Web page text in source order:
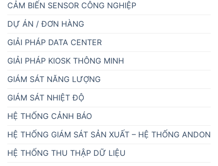
CẢM BIẾN SENSOR CÔNG NGHIỆP
DỰ ÁN / ĐƠN HÀNG
GIẢI PHÁP DATA CENTER
GIẢI PHÁP KIOSK THÔNG MINH
GIÁM SÁT NĂNG LƯỢNG
GIÁM SÁT NHIỆT ĐỘ
HỆ THỐNG CẢNH BÁO
HỆ THỐNG GIÁM SÁT SẢN XUẤT – HỆ THỐNG ANDON
HỆ THỐNG THU THẬP DỮ LIỆU